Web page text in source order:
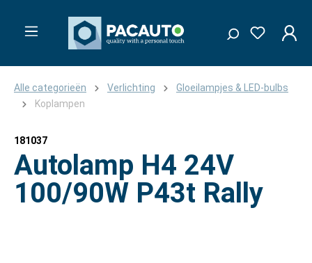
Alle categorieën Verlichting
Gloeilampjes & LED-bulbs
Koplampen
181037
Autolamp H4 24V
100/90W P43t Rally